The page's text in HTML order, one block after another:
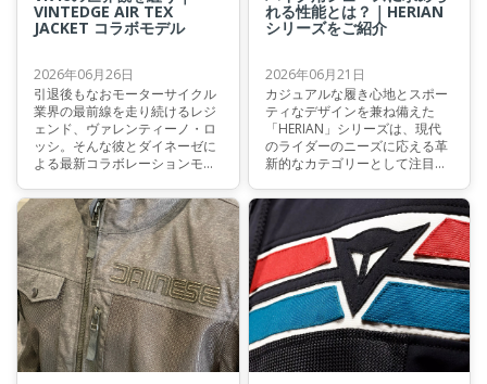
VINTEDGE AIR TEX
JACKET コラボモデル
2026年06月26日
引退後もなおモーターサイクル
業界の最前線を走り続けるレジ
ェンド、ヴァレンティーノ・ロ
ッシ。そんな彼とダイネーゼに
よる最新コラボレーションモデ
は、その魅力をご紹介いたしま
す。
れる性能とは？｜HERIAN
シリーズをご紹介
2026年06月21日
カジュアルな履き心地とスポー
ティなデザインを兼ね備えた
「HERIAN」シリーズは、現代
のライダーのニーズに応える革
新的なカテゴリーとして注目を
リーズのラインナップとそれぞ
れの特徴をご紹介いたします。